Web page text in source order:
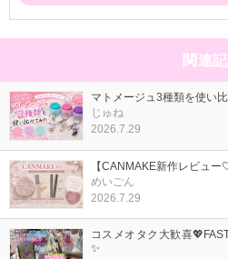
関連
マトメージュ3種類を使い
じゅね
2026.7.29
【CANMAKE新作レビュー
めいごん
2026.7.29
コスメオタク大歓喜
✨